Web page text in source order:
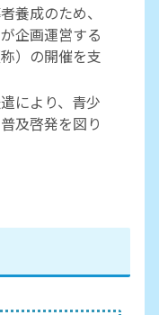
養成のため、
企画運営する
）の開催を支
により、青少
及啓発を図り